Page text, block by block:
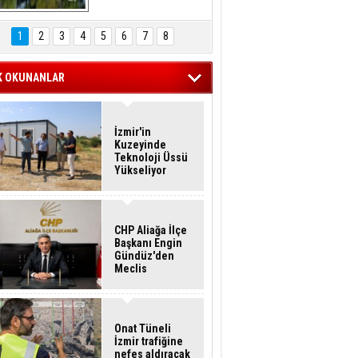
Hasan Eser'in
Objektifinden
1 2 3 4 5 6 7 8
OKUNANLAR
İzmir'in
Kuzeyinde
Teknoloji Üssü
Yükseliyor
CHP Aliağa İlçe
Başkanı Engin
Gündüz'den
Meclis
Çağrısı
Onat Tüneli
İzmir trafiğine
nefes aldıracak